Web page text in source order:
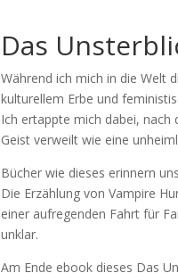
Das
Während ich mich in die Welt
kulturellem Erbe und
Ich ertappte mich dabei, nach
Geist verweilt wie eine
Bücher wie dieses erinnern
Die Erzählung von Vampire
einer aufregenden Fahrt für
unklar.
Am Ende ebook dieses Das